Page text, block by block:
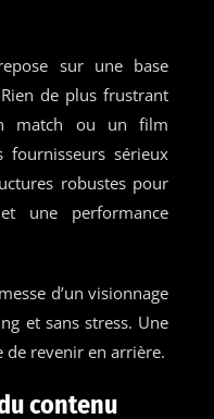
sur une base
de plus frustrant
match ou un film
fournisseurs sérieux
robustes pour
une performance
d’un visionnage
et sans stress. Une
revenir en arrière.
contenu